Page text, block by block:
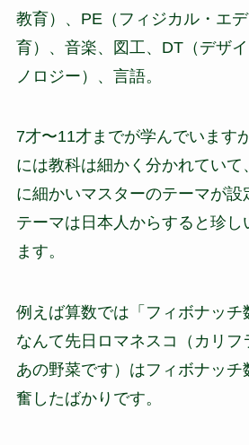
教育）、PE（フィジカル・エ
育）、音楽、図工、DT（デザ
ノロジー）、言語。
7才〜11才までが学んでいます
には教科は細かく分かれていて
に細かいマスターのテーマが設
テーマは日本人からすると珍し
ます。
例えば算数では「フィボナッチ
なんて先日ロマネスコ（カリフ
あの野菜です）はフィボナッチ
奮したばかりです。